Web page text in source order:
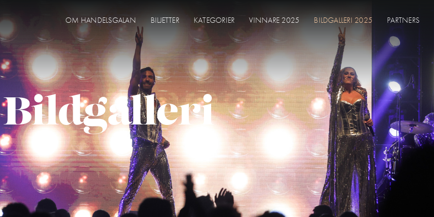
OM HANDELSGALAN BILJETTER KATEGORIER VINNARE 2025 BILDGALLERI 2025 PARTNERS
Bildgalleri